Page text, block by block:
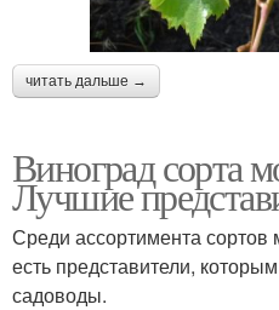
читать дальше →
Виноград сорта
Лучшие
Среди ассортимента сортов
есть представители,
садоводы.